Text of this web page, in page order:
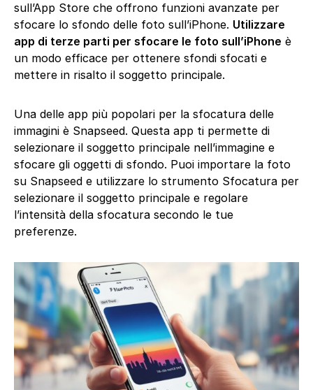
sull’App Store che offrono funzioni avanzate per
sfocare lo sfondo delle foto sull’iPhone. Utilizzare
app di terze parti per sfocare le foto sull’iPhone è
un modo efficace per ottenere sfondi sfocati e
mettere in risalto il soggetto principale.
Una delle app più popolari per la sfocatura delle
immagini è Snapseed. Questa app ti permette di
selezionare il soggetto principale nell’immagine e
sfocare gli oggetti di sfondo. Puoi importare la foto
su Snapseed e utilizzare lo strumento Sfocatura per
selezionare il soggetto principale e regolare
l’intensità della sfocatura secondo le tue
preferenze.